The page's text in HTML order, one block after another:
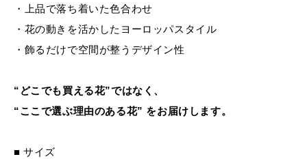
・上品で落ち着いた色合わせ
・花の動きを活かしたヨーロッパスタイル
・飾るだけで空間が整うデザイン性
“どこでも買える花”ではなく、
“ここで選ぶ理由のある花” をお届けします。
■ サイズ